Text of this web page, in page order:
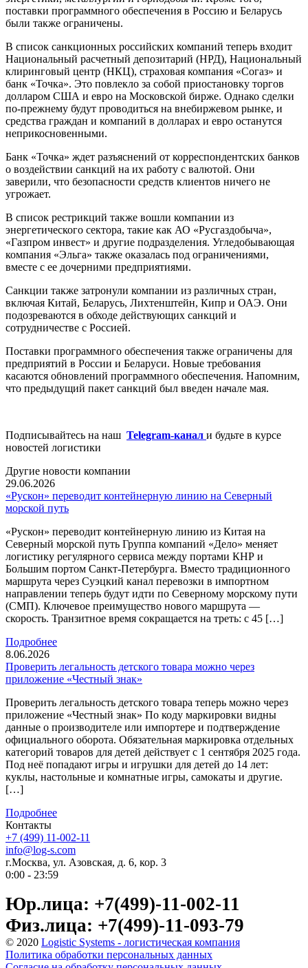
поставки программного обеспечения в Россию и Беларусь
были также ограничены.
В список санкционных российских компаний теперь входит
Национальный расчетный депозитарий (НРД), Национальный
клиринговый центр (НКЦ), страховая компания «Согаз» и
банк «Точка». Это повлекло за собой приостановку торгов
долларом США и евро на Московской бирже. Однако сделки
по-прежнему будут проводиться на внебиржевом рынке, и
средства граждан и компаний в долларах и евро останутся
неприкосновенными.
Банк «Точка» ждет разъяснений от корреспондентских банков
о воздействии санкций на их работу с валютой. Они
заверили, что безопасности средств клиентов ничего не
угрожает.
В список рестрикций также вошли компании из
энергетического сектора, такие как АО «Русгаздобыча»,
«Газпром инвест» и другие подразделения. Угледобывающая
компания «Эльга» также оказалась под ограничениями,
вместе с ее дочерними предприятиями.
Санкции также затронули компании из различных стран,
включая Китай, Беларусь, Лихтенштейн, Кипр и ОАЭ. Они
подозреваются в обходе действующих санкций и
сотрудничестве с Россией.
Поставки программного обеспечения также ограничены для
предприятий в России и Беларуси. Новые требования
касаются обновлений программного обеспечения. Напомним,
что предыдущий пакет санкций был введен начале мая.
Подписывайтесь на наш Telegram-канал и будьте в курсе
новостей логистики
Другие новости компании
29.06.2026
«Рускон» переводит контейнерную линию на Северный
морской путь
«Рускон» переводит контейнерную линию из Китая на
Северный морской путь Группа компаний «Дело» меняет
логистику регулярного сервиса между портами КНР и
Большим портом Санкт-Петербурга. Вместо традиционного
маршрута через Суэцкий канал перевозки в импортном
направлении теперь будут идти по Северному морскому пути
(СМП). Ключевое преимущество нового маршрута —
скорость. Транзитное время сокращается на треть: с 45 […]
Подробнее
8.06.2026
Проверить легальность детского товара можно через
приложение «Честный знак»
Проверить легальность детского товара теперь можно через
приложение «Честный знак» По коду маркировки видны
данные о производителе или импортере и подтверждение
официального оборота. Обязательная маркировка отдельных
категорий товаров для детей действует с 1 сентября 2025 года.
Под неё попадают игры и игрушки для детей до 14 лет:
куклы, настольные и комнатные игры, самокаты и другие.
[…]
Подробнее
Контакты
+7 (499) 11-002-11
info@log-s.com
г.Москва, ул. Азовская, д. 6, кор. 3
0:00 - 23:59
Юр.лица: +7(499)-11-002-11
Физ.лица: +7(499)-11-093-79
© 2020 Logistic Systems - логистическая компания
Политика обработки персональных данных